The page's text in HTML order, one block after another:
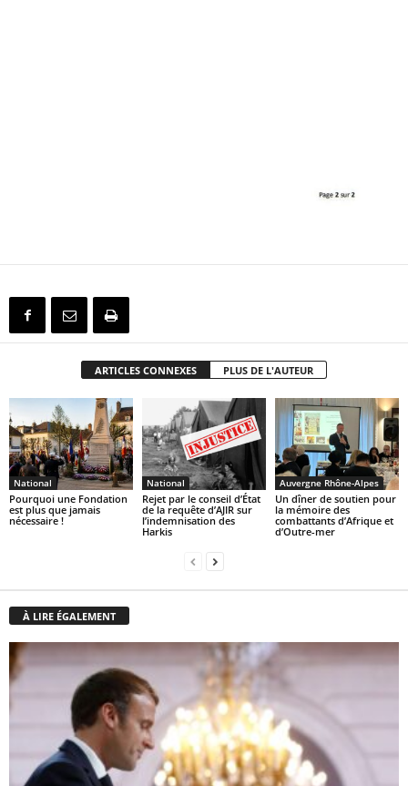
ARTICLES CONNEXES PLUS DE L'AUTEUR
National
Pourquoi une Fondation
est plus que jamais
nécessaire !
National
Rejet par le conseil d’État
de la requête d’AJIR sur
l’indemnisation des
Harkis
Auvergne Rhône-Alpes
Un dîner de soutien pour
la mémoire des
combattants d’Afrique et
d’Outre-mer
À LIRE ÉGALEMENT